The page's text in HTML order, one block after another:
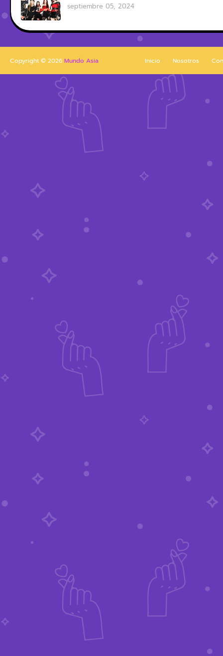
septiembre 05, 2024
Inicio Nosotros
Copyright © 2026 Mundo Asia